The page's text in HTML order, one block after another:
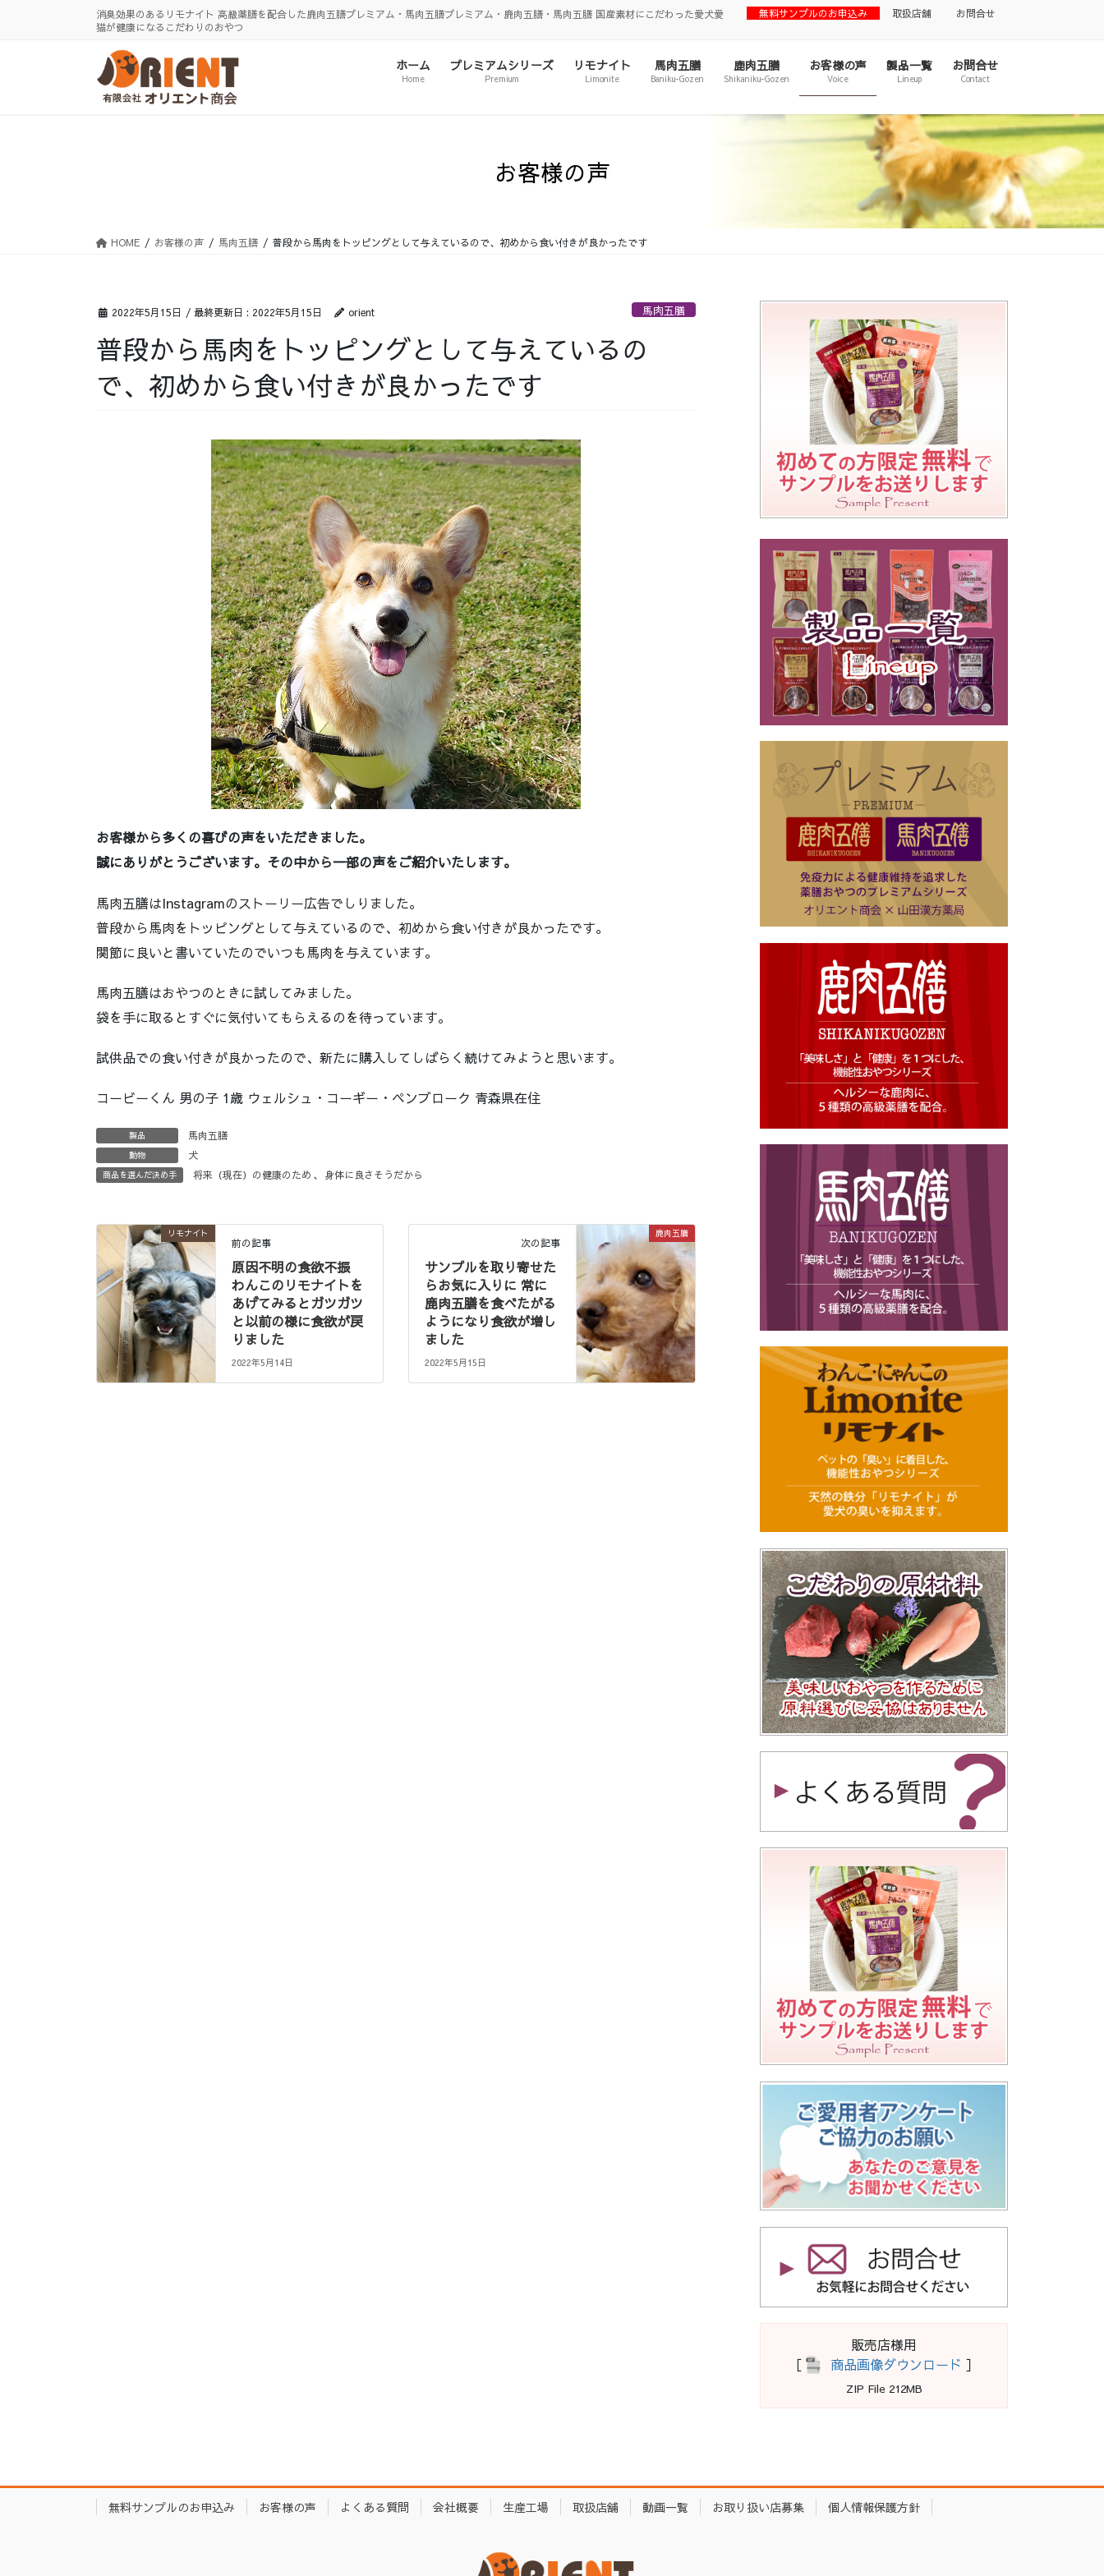
消臭効果のあるリモナイト 高級薬膳を配合した鹿肉五膳プレミアム・馬肉五膳プレミアム・鹿肉五膳・馬肉五膳 国産素材にこだわった愛犬愛
猫が健康になるこだわりのおやつ
無料サンプルのお申込み 取扱店舗 お問合せ
ホーム
Home
プレミアムシリーズ
Premium
リモナイト
Limonite
馬肉五膳
Baniku-Gozen
鹿肉五膳
Shikaniku-Gozen
お客様の声
Voice
製品一覧
Lineup
お問合せ
Contact
お客様の声
HOME お客様の声 馬肉五膳 普段から馬肉をトッピングとして与えているので、初めから食い付きが良かったです
2022年5月15日 / 最終更新日 : 2022年5月15日 orient 馬肉五膳
普段から馬肉をトッピングとして与えているの
で、初めから食い付きが良かったです
お客様から多くの喜びの声をいただきました。
誠にありがとうございます。その中から一部の声をご紹介いたします。
馬肉五膳はInstagramのストーリー広告でしりました。
普段から馬肉をトッピングとして与えているので、初めから食い付きが良かったです。
関節に良いと書いていたのでいつも馬肉を与えています。
馬肉五膳はおやつのときに試してみました。
袋を手に取るとすぐに気付いてもらえるのを待っています。
試供品での食い付きが良かったので、新たに購入してしばらく続けてみようと思います。
コービーくん 男の子 1歳 ウェルシュ・コーギー・ペンブローク 青森県在住
製品 馬肉五膳
動物 犬
商品を選んだ決め手 将来（現在）の健康のため 、 身体に良さそうだから
リモナイト
前の記事
原因不明の食欲不振
わんこのリモナイトを
あげてみるとガツガツ
と以前の様に食欲が戻
りました
2022年5月14日
鹿肉五膳
次の記事
サンプルを取り寄せた
らお気に入りに 常に
鹿肉五膳を食べたがる
ようになり食欲が増し
ました
2022年5月15日
販売店様用
［
商品画像ダウンロード ］
ZIP File 212MB
無料サンプルのお申込み お客様の声 よくある質問 会社概要 生産工場 取扱店舗 動画一覧 お取り扱い店募集 個人情報保護方針